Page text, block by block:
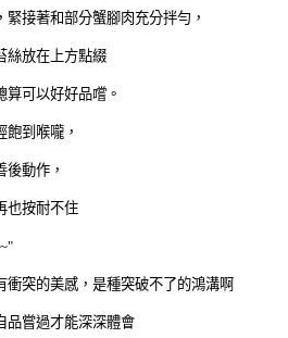
接著和部分蟹腳肉充分拌勻，
絲放在上方點綴
可以好好品嚐。
到喉嚨，
動作，
也按耐不住
突的美感，是種突破不了的鴻溝啊
品嘗過才能深深體會